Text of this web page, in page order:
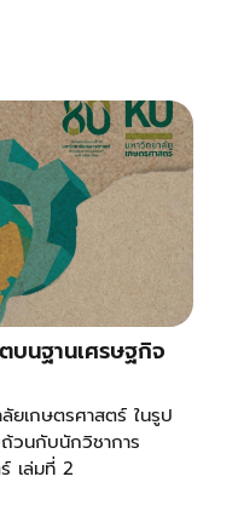
บนฐานเศรษฐกิจ
ยเกษตรศาสตร์ ในรูป
วนกับนักวิชาการ
เล่มที่ 2